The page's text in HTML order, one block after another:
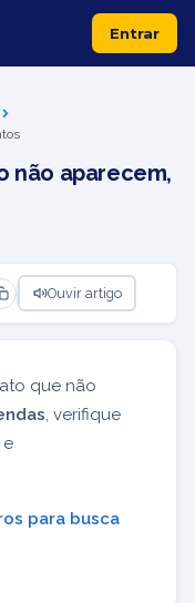
Entrar
não aparecem,
Ouvir artigo
que não
, verifique
e
para busca